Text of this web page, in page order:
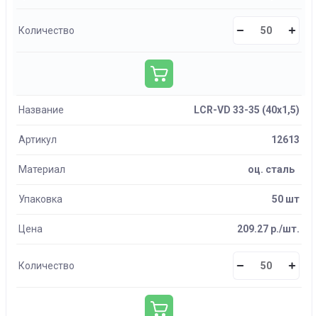
Количество
Название LCR-VD 33-35 (40х1,5)
Артикул 12613
Материал оц. сталь
Упаковка 50 шт
Цена 209.27 р./шт.
Количество